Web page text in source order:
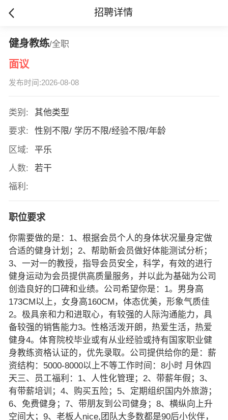
招聘详情
健身教练/全职
面议
发布时间:2026-08-08
类别:
其他类型
要求:
性别不限/ 学历不限/经验不限/年龄
区域:
平乐
人数:
若干
福利:
职位要求
你需要做的是：1、根据会员个人的身体状况量身定做
合适的健身计划；2、帮助新会员做好体能测试分析；
3、一对一的教授，指导会员安全，科学，有效的进行
健身运动为会员提供高质量服务，并以此为基础为公司
创造良好的口碑和业绩。公司希望你是：1。男身高
173CM以上，女身高160CM，体态优美，形象气质佳
2。极具亲和力和进取心，有较强的人际沟通能力，具
备较强的销售能力3。性格活泼开朗，热爱生活，热爱
健身4。体育院校毕业或有从业经验或持有国家职业健
身教练资格认证的，优先录取。公司提供给你的是：薪
资结构：5000-8000以上不等工作时间：8小时 月休四
天三、员工福利：1、人性化管理；2、带薪年假；3、
有带薪培训；4、购买五险；5、定期组织国内外旅游；
6、免费健身；7、带朋友到公司健身；8、横纵向上升
空间大；9、老板人nice,团队大多数都是90后小伙伴，